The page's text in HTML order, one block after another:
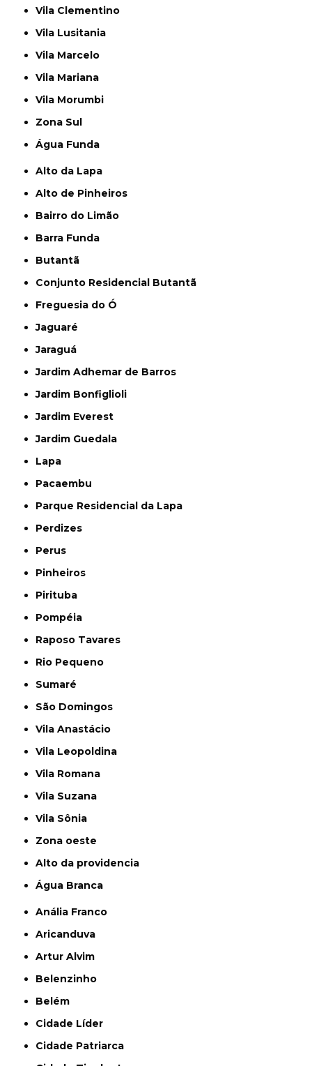
Vila Clementino
Vila Lusitania
Vila Marcelo
Vila Mariana
Vila Morumbi
Zona Sul
Água Funda
Alto da Lapa
Alto de Pinheiros
Bairro do Limão
Barra Funda
Butantã
Conjunto Residencial Butantã
Freguesia do Ó
Jaguaré
Jaraguá
Jardim Adhemar de Barros
Jardim Bonfiglioli
Jardim Everest
Jardim Guedala
Lapa
Pacaembu
Parque Residencial da Lapa
Perdizes
Perus
Pinheiros
Pirituba
Pompéia
Raposo Tavares
Rio Pequeno
Sumaré
São Domingos
Vila Anastácio
Vila Leopoldina
Vila Romana
Vila Suzana
Vila Sônia
Zona oeste
alto da providencia
Água Branca
Anália Franco
Aricanduva
Artur Alvim
Belenzinho
Belém
Cidade Líder
Cidade Patriarca